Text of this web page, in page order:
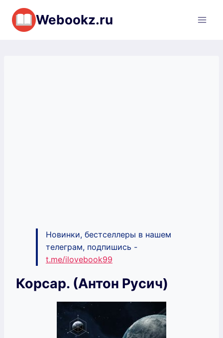
Перейти
содержимому
Webookz.ru
Новинки, бестселлеры в нашем
телеграм, подпишись -
t.me/ilovebook99
Корсар. (Антон Русич)